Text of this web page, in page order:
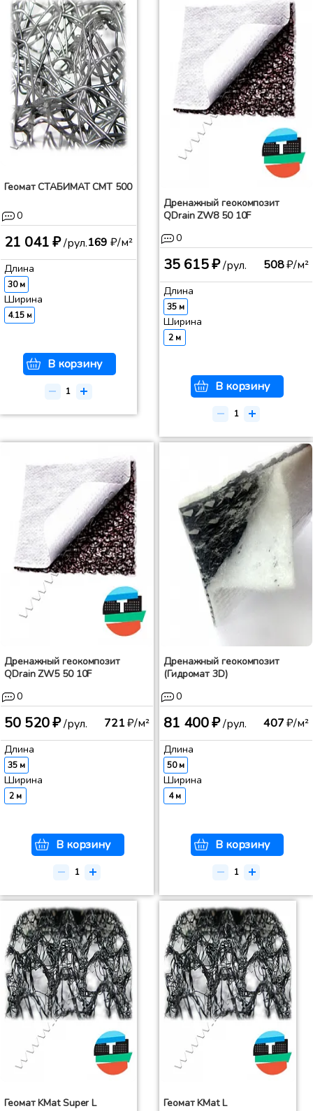
Геомат СТАБИМАТ СМТ 500
0
21 041 ₽/рул.169 ₽/м²
Длина
30 м
Ширина
4.15 м
В корзину
Дренажный геокомпозит
QDrain ZW8 50 10F
0
35 615 ₽/рул. 508₽/м²
Длина
35 м
Ширина
2 м
В корзину
Дренажный геокомпозит
QDrain ZW5 50 10F
0
50 520 ₽/рул. 721₽/м²
Длина
35 м
Ширина
2 м
В корзину
Дренажный геокомпозит
(Гидромат 3D)
0
81 400 ₽/рул. 407₽/м²
Длина
50 м
Ширина
4 м
В корзину
Геомат KMat Super L Геомат KMat L